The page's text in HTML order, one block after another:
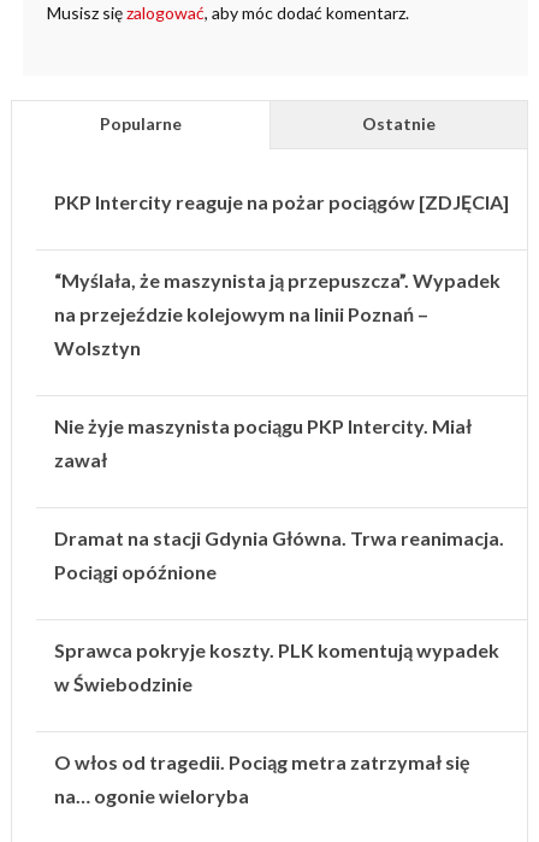
Musisz sięzalogować, aby móc dodać komentarz.
Popularne Ostatnie
PKP Intercity reaguje na pożar pociągów [ZDJĘCIA]
“Myślała, że maszynista ją przepuszcza”. Wypadek
na przejeździe kolejowym na linii Poznań –
Wolsztyn
Nie żyje maszynista pociągu PKP Intercity. Miał
zawał
Dramat na stacji Gdynia Główna. Trwa reanimacja.
Pociągi opóźnione
Sprawca pokryje koszty. PLK komentują wypadek
w Świebodzinie
O włos od tragedii. Pociąg metra zatrzymał się
na… ogonie wieloryba